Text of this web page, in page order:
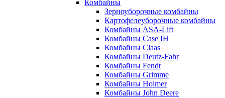
Комбайны
Зерноуборочные комбайны
Картофелеуборочные комбайны
Комбайны ASA-Lift
Комбайны Case IH
Комбайны Claas
Комбайны Deutz-Fahr
Комбайны Fendt
Комбайны Grimme
Комбайны Holmer
Комбайны John Deere